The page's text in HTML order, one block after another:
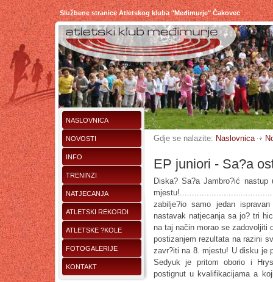
Službene stranice Atletskog kluba "Međimurje" Čakovec
NASLOVNICA
NOVOSTI
INFO
TRENINZI
NATJECANJA
ATLETSKI REKORDI
ATLETSKE ?KOLE
FOTOGALERIJE
KONTAKT
Gdje se nalazite: Naslovnica
EP juniori - Sa?a
Diska? Sa?a Jambro?ić
zabilje?io samo jedan
nastavak natjecanja sa jo? tri
na taj način morao se zadovoljiti
postizanjem rezultata na razini
zavr?iti na 8. mjestu! U disku je
Sedyuk je pritom oborio i
postignut u kvalifikacijama a